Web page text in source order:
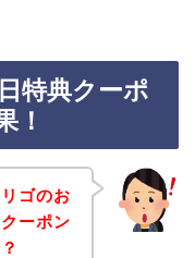
特典クーポ
！
ゴのお
ーポン